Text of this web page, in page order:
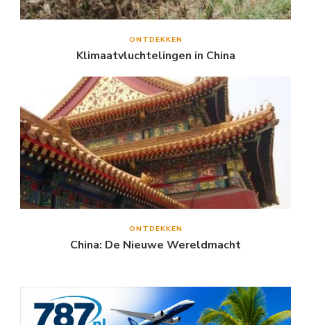
ONTDEKKEN
Klimaatvluchtelingen in China
ONTDEKKEN
China: De Nieuwe Wereldmacht